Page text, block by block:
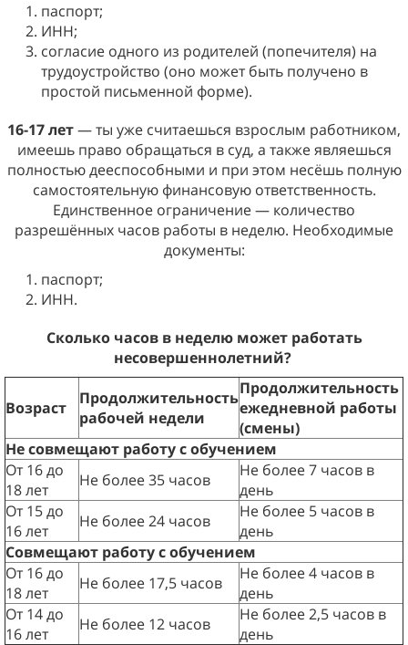
паспорт;
ИНН;
согласие одного из родителей (попечителя) на
трудоустройство (оно может быть получено в
простой письменной форме).
16-17 лет— ты уже считаешься взрослым работником,
имеешь право обращаться в суд, а также являешься
полностью дееспособными и при этом несёшь полную
самостоятельную финансовую ответственность.
Единственное ограничение — количество
разрешённых часов работы в неделю. Необходимые
документы:
паспорт;
ИНН.
Сколько часов в неделю может работать
несовершеннолетний?
Возраст
Продолжительность
рабочей недели
Продолжительность
ежедневной работы
(смены)
Не совмещают работу с обучением
От 16 до
18 лет
Не более 35 часов
Не более 7 часов в
день
От 15 до
16 лет
Не более 24 часов
Не более 5 часов в
день
Совмещают работу с обучением
От 16 до
18 лет
Не более 17,5 часов
Не более 4 часов в
день
От 14 до
16 лет
Не более 12 часов
Не более 2,5 часов в
день